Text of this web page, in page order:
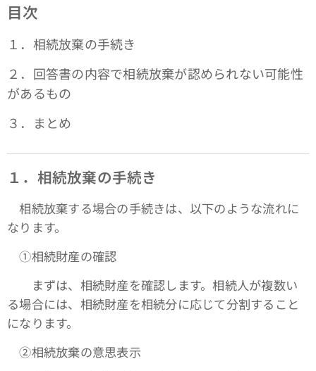
目次
１．相続放棄の手続き
２．回答書の内容で相続放棄が認められない可能性
があるもの
３．まとめ
１．相続放棄の手続き
相続放棄する場合の手続きは、以下のような流れに
なります。
①相続財産の確認
まずは、相続財産を確認します。相続人が複数い
る場合には、相続財産を相続分に応じて分割すること
になります。
➁相続放棄の意思表示